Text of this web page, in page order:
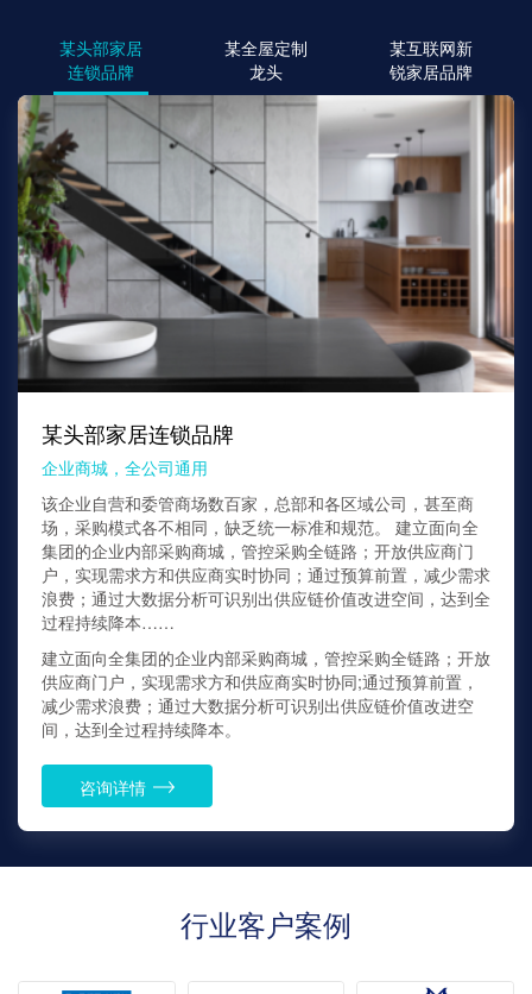
某头部家居
连锁品牌
某全屋定制
龙头
某互联网新
锐家居品牌
某头部家居连锁品牌
企业商城，全公司通用
该企业自营和委管商场数百家，总部和各区域公司，甚至商
场，采购模式各不相同，缺乏统一标准和规范。 建立面向全
集团的企业内部采购商城，管控采购全链路；开放供应商门
户，实现需求方和供应商实时协同；通过预算前置，减少需求
浪费；通过大数据分析可识别出供应链价值改进空间，达到全
过程持续降本……
建立面向全集团的企业内部采购商城，管控采购全链路；开放
供应商门户，实现需求方和供应商实时协同;通过预算前置，
减少需求浪费；通过大数据分析可识别出供应链价值改进空
间，达到全过程持续降本。
咨询详情
行业客户案例